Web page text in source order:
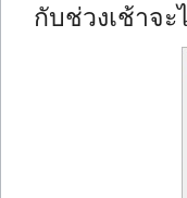
กับช่วงเช้าจ